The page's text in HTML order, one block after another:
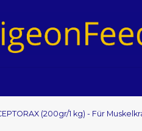
(200gr/1 kg) - Für